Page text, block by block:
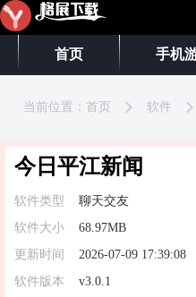
首页 手机
当前位置： 首页 软件
今日平江新闻
软件类型
聊天交友
软件大小
68.97MB
更新时间
2026-07-09 17:39:08
软件版本
v3.0.1